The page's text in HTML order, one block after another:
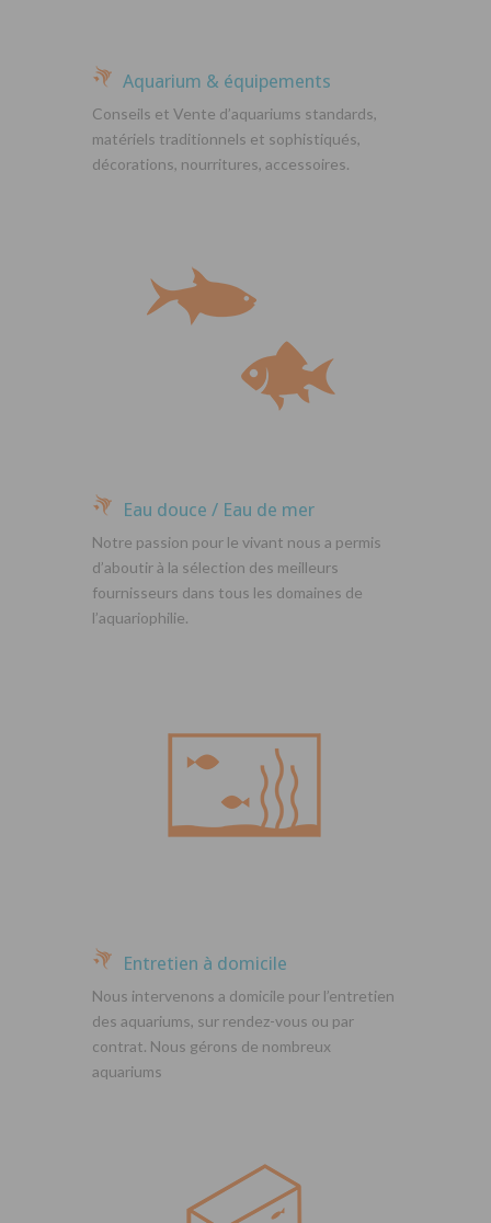
Aquarium & équipements
Conseils et Vente d’aquariums standards,
matériels traditionnels et sophistiqués,
décorations, nourritures, accessoires.
Eau douce / Eau de mer
Notre passion pour le vivant nous a permis
d’aboutir à la sélection des meilleurs
fournisseurs dans tous les domaines de
l’aquariophilie.
Entretien à domicile
Nous intervenons a domicile pour l’entretien
des aquariums, sur rendez-vous ou par
contrat. Nous gérons de nombreux
aquariums